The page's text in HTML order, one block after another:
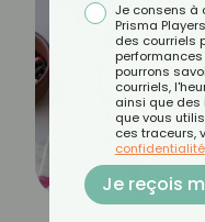
Je consens à
Prisma
des courriels
pourrons
courriels,
ainsi que des
que vous
ces traceurs,
confidentialité
Je reçois